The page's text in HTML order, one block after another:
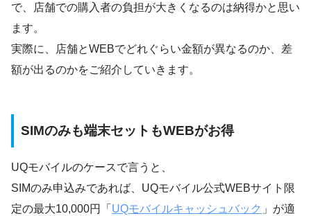
で、店舗での購入者の負担が大きくなるのは納得かと思い
ます。
実際に、店舗とWEBでどれぐらい金額が異なるのか、差
額が出るのかをご紹介していきます。
SIMのみも端末セットもWEBがお得
UQモバイルのケースで言うと、
SIMのみ申込みであれば、UQモバイル公式WEBサイト限
定の最大10,000円「 UQモバイルキャッシュバック 」が適